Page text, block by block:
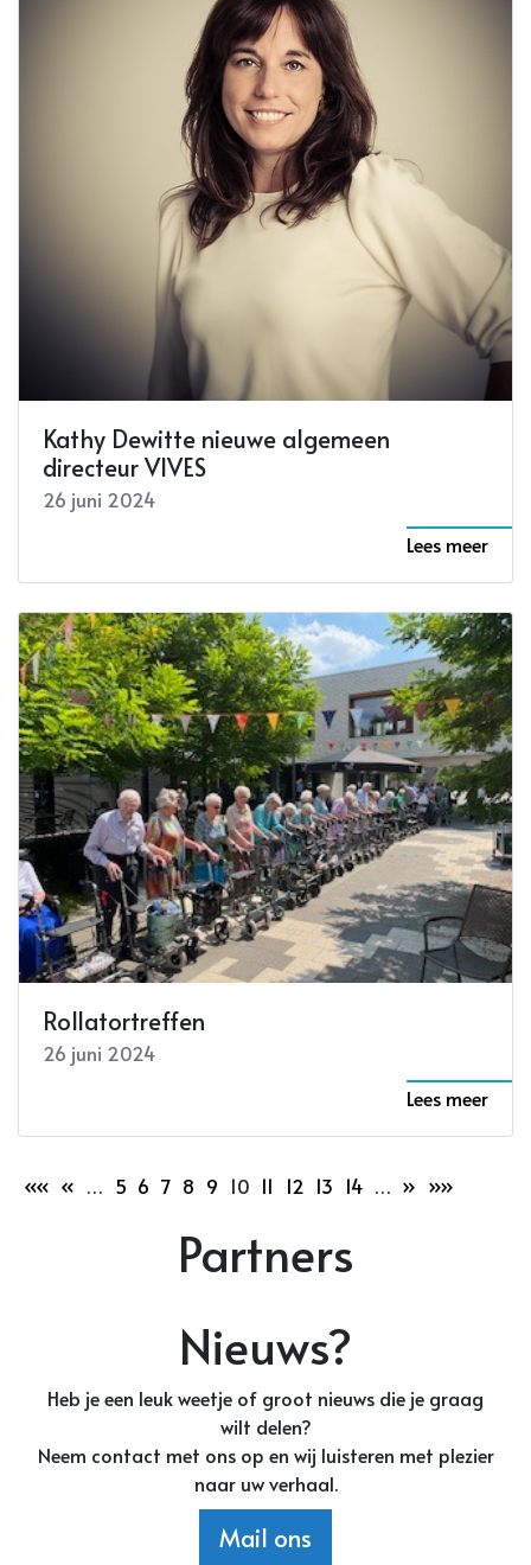
Kathy Dewitte nieuwe algemeen
directeur VIVES
26 juni 2024
Lees meer
Rollatortreffen
26 juni 2024
Lees meer
«« « … 5 6 7 8 9 10 11 12 13 14 … » »»
Partners
Nieuws?
Heb je een leuk weetje of groot nieuws die je graag
wilt delen?
Neem contact met ons op en wij luisteren met plezier
naar uw verhaal.
Mail ons